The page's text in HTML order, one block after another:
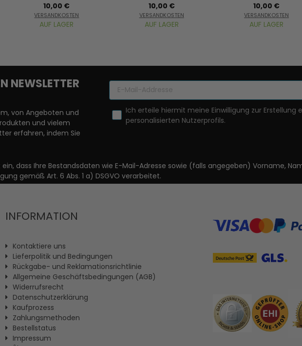
10,00 €
VERSANDKOSTEN
AUF LAGER
10,00 €
VERSANDKOSTEN
AUF LAGER
10,00 €
VERSANDKOSTEN
AUF LAGER
NEWSLETTER
von Angeboten und
und vielem
erfahren, indem Sie
Ich erteile hiermit meine Einwilligung zur Erstellung
personalisierten Nutzerprofils.
dass Ihre Bestandsdaten wie E-Mail-Adresse sowie (falls angegeben) Vorname,
gemäß Art. 6 Abs. 1 a) DSGVO verarbeitet.
INFORMATION
Kontaktiere uns
Lieferpolitik und Bedingungen
Rückgabe- und Reklamationsrichtlinie
Allgemeine Geschäftsbedingungen (AGB)
Widerrufsrecht
Datenschutzerklärung
Kaufprozess
Zahlungsmethoden
Bestellstatus
Impressum